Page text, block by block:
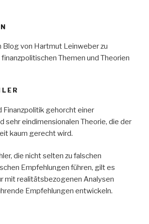
Blog von Hartmut Leinweber zu
Themen und Theorien
gehorcht einer
sehr eindimensionalen Theorie, die der
kaum gerecht wird.
die nicht selten zu falschen
Empfehlungen führen, gilt es
mit realitätsbezogenen Analysen
Empfehlungen entwickeln.